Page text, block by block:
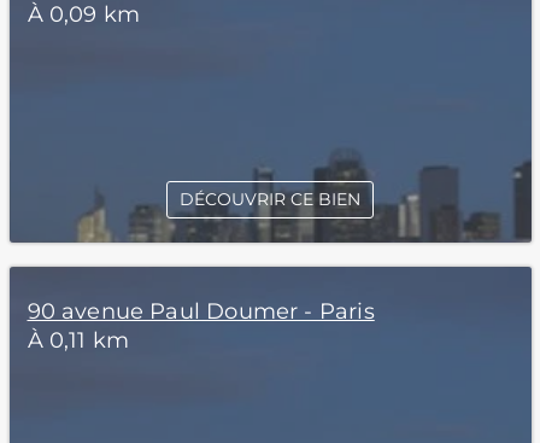
À 0,09 km
DÉCOUVRIR CE BIEN
90 avenue Paul Doumer - Paris
À 0,11 km